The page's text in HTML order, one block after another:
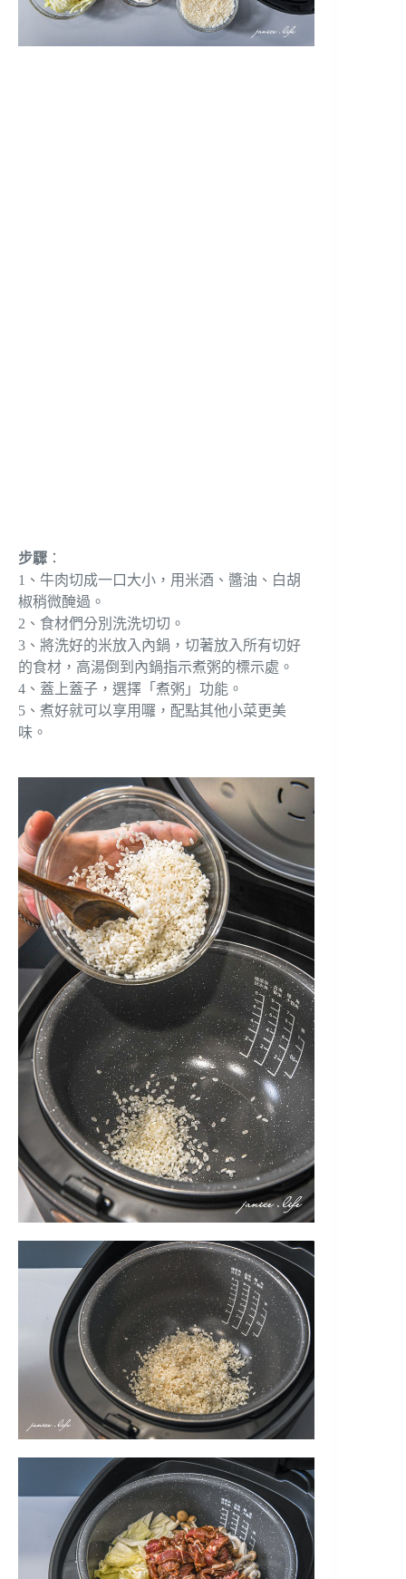
步驟 ：
1、牛肉切成一口大小，用米酒、醬油、白胡
椒稍微醃過。
2、食材們分別洗洗切切。
3、將洗好的米放入內鍋，切著放入所有切好
的食材，高湯倒到內鍋指示煮粥的標示處。
4、蓋上蓋子，選擇「煮粥」功能。
5、煮好就可以享用囉，配點其他小菜更美
味。